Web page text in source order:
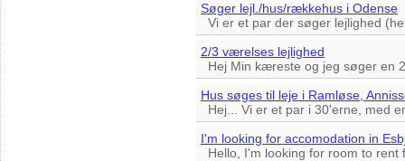
Søger lejl./hus/rækkehus i Odense
Vi er et par der søger lejlighed
2/3 værelses lejlighed
Hej Min kæreste og jeg søger en
Hus søges til leje i Ramløse,
Hej... Vi er et par i 30'erne, med
I'm looking for accomodation in
Hello, I'm looking for room to rent